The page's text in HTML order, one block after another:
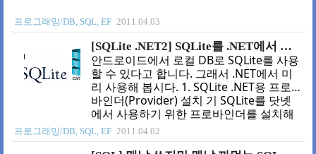
프로그래밍/DB, SQL, EF 2011.04.03
[SQLite .NET2] SQLite를 .NET에서 사용해 보고 속도도 늘려보자
안드로이드에서 로컬 DB로 SQLite를 사용
할 수 있다고 합니다. 그래서 .NET에서 미
리 사용해 봅시다. 1. SQLite .NET용 프로
바인더(Provider) 설치 기 SQLite를 닷넷
에서 사용하기 위한 프로바인더를 설치해
야 합니다. 참고 : sourceforge - ADO.NET
2.0 Provider for SQLite Files (2023년 기
프로그래밍/DB, SQL, EF 2011.04.02